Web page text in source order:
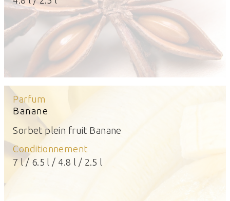
Parfum
Banane
Sorbet plein fruit Banane
Conditionnement
7 l / 6.5 l / 4.8 l / 2.5 l